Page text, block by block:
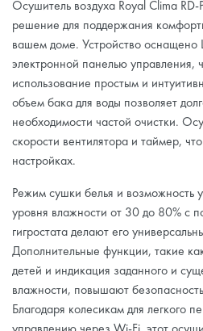
Осушитель воздуха Royal Clima
решение для поддержания
вашем доме. Устройство оснащено
электронной панелью управления,
использование простым и
объем бака для воды позволяет
необходимости частой очистки.
скорости вентилятора и таймер,
настройках.
Режим сушки белья и возможность
уровня влажности от 30 до 80% с
гигростата делают его
Дополнительные функции, такие
детей и индикация заданного и
влажности, повышают
Благодаря колесикам для легкого